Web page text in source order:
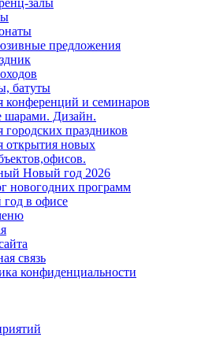
залы
предложения
батуты
конференций и семинаров
Дизайн.
городских праздников
открытия новых
Новый год 2026
новогодних программ
в офисе
связь
конфиденциальности